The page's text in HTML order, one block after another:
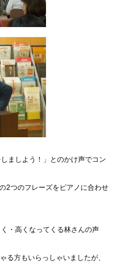
ましよう！」とのかけ声でコン
2つのフレーズをピアノに合わせ
・高くなってくる林さんの声
る方もいらっしゃいましたが、